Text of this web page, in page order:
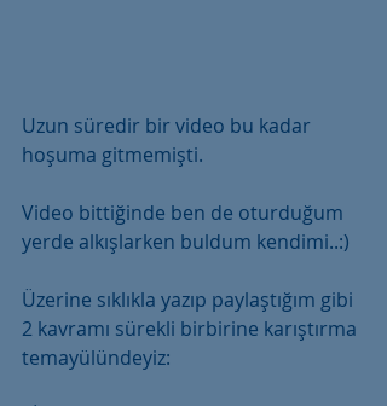
Uzun süredir bir video bu kadar
hoşuma gitmemişti.
Video bittiğinde ben de oturduğum
yerde alkışlarken buldum kendimi..:)
Üzerine sıklıkla yazıp paylaştığım gibi
2 kavramı sürekli birbirine karıştırma
temayülündeyiz: